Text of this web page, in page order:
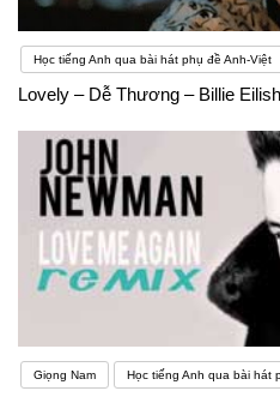
Học tiếng Anh qua bài hát phụ đề Anh-Việt
Lovely – Dễ Thương – Billie
Giọng Nam Học tiếng Anh qua bài hát